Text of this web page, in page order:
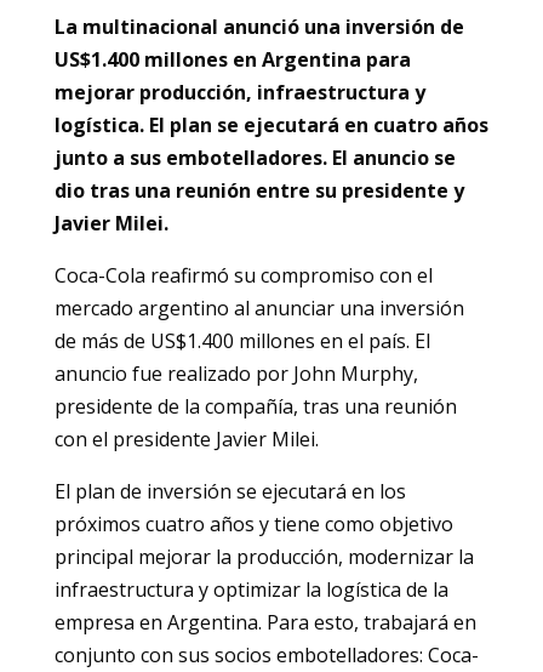
La multinacional anunció una inversión de
US$1.400 millones en Argentina para
mejorar producción, infraestructura y
logística. El plan se ejecutará en cuatro años
junto a sus embotelladores. El anuncio se
dio tras una reunión entre su presidente y
Javier Milei.
Coca-Cola reafirmó su compromiso con el
mercado argentino al anunciar una inversión
de más de US$1.400 millones en el país. El
anuncio fue realizado por John Murphy,
presidente de la compañía, tras una reunión
con el presidente Javier Milei.
El plan de inversión se ejecutará en los
próximos cuatro años y tiene como objetivo
principal mejorar la producción, modernizar la
infraestructura y optimizar la logística de la
empresa en Argentina. Para esto, trabajará en
conjunto con sus socios embotelladores: Coca-